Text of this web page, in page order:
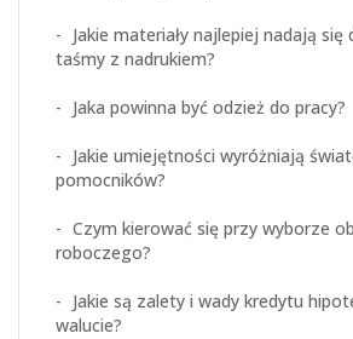
Jakie materiały najlepiej nadają się
taśmy z nadrukiem?
Jaka powinna być odzież do pracy?
Jakie umiejętności wyróżniają
pomocników?
Czym kierować się przy wyborze
roboczego?
Jakie są zalety i wady kredytu
walucie?